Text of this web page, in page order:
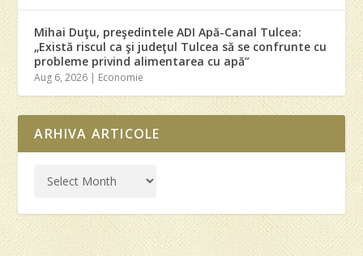
Mihai Duţu, preşedintele ADI Apă-Canal Tulcea:
„Există riscul ca şi judeţul Tulcea să se confrunte cu
probleme privind alimentarea cu apă”
Aug 6, 2026 | Economie
ARHIVA ARTICOLE